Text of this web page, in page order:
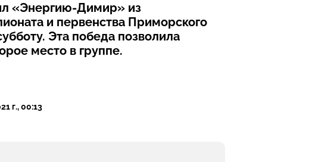
«Энергию-Димир» из
и первенства Приморского
Эта победа позволила
место в группе.
г., 00:13